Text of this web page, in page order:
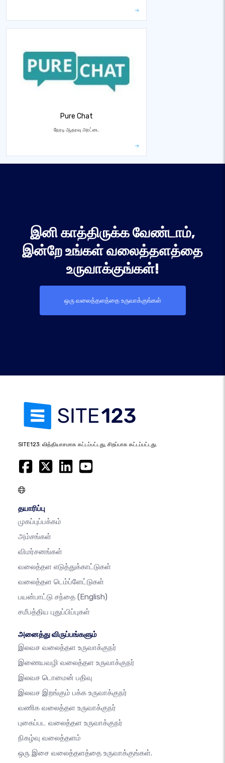
Pure Chat
நேரடி ஆதரவு அரட்டை
இனி காத்திருக்க வேண்டாம்,
இன்றே உங்கள் வலைத்தளத்தை
உருவாக்குங்கள்!
ஒரு வலைத்தளத்தை உருவாக்குங்கள்
SITE123: வித்தியாசமாக கட்டப்பட்டது, சிறப்பாக கட்டப்பட்டது.
தயாரிப்பு
முகப்புப்பக்கம்
அம்சங்கள்
விமர்சனங்கள்
வலைத்தள எடுத்துக்காட்டுகள்
வலைத்தள டெம்ப்ளேட்டுகள்
பயன்பாட்டு சந்தை (English)
சமீபத்திய புதுப்பிப்புகள்
அனைத்து விருப்பங்களும்
இலவச வலைத்தள உருவாக்குநர்
இணையவழி வலைத்தள உருவாக்குநர்
இலவச டொமைன் பதிவு
இலவச இறங்கும் பக்க உருவாக்குநர்
வணிக வலைத்தள உருவாக்குநர்
புகைப்பட வலைத்தள உருவாக்குநர்
நிகழ்வு வலைத்தளம்
ஒரு இசை வலைத்தளத்தை உருவாக்குங்கள்.